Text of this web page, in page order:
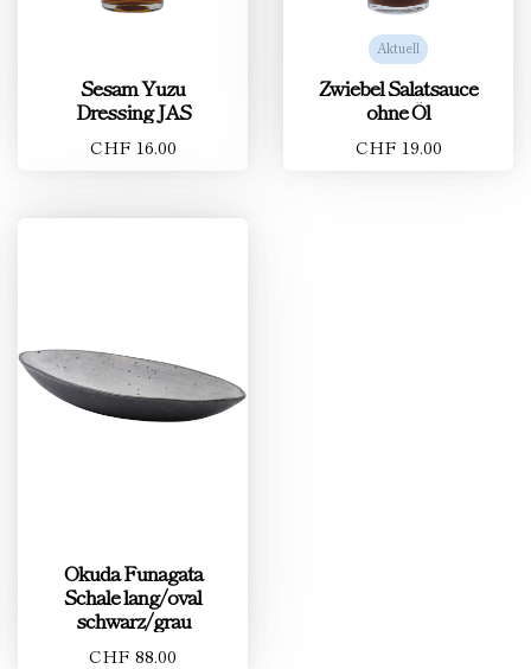
Sesam Yuzu
Dressing JAS
CHF 16.00
Aktuell
Zwiebel Salatsauce
ohne Öl
CHF 19.00
Okuda Funagata
Schale lang/oval
schwarz/grau
CHF 88.00